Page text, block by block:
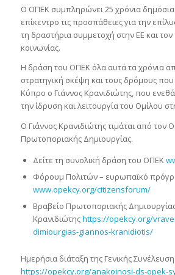
Ο ΟΠΕΚ συμπληρώνει 25 χρόνια
επίκεντρο τις προσπάθειες για την
τη δραστήρια συμμετοχή στην ΕΕ και
κοινωνίας.
Η δράση του ΟΠΕΚ όλα αυτά τα χρόνια
στρατηγική σκέψη και τους δρόμους που
Κύπρο ο Γιάννος Κρανιδιώτης, που
την ίδρυση και λειτουργία του Ομίλου
Ο Γιάννος Κρανιδιώτης τιμάται από τον
Πρωτοποριακής Δημιουργίας.
Δείτε τη συνολική δράση του ΟΠΕΚ
Φόρουμ Πολιτών – ευρωπαϊκό
www.opekcy.org/citizensforum/
Βραβείο Πρωτοποριακής
Κρανιδιώτηςhttps://opekcy.org/
dimiourgias-giannos-kranidiotis/
Ημερήσια διάταξη της Γενικής
https://opekcy.org/anakoinosi-ds-opek-